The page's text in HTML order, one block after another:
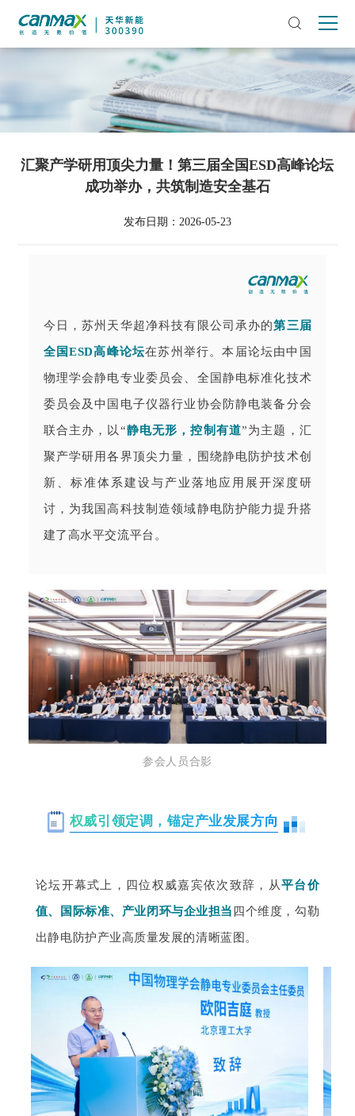
汇聚产学研用顶尖力量！第三届全国ESD高峰论坛
成功举办，共筑制造安全基石
发布日期：2026-05-23
今日，苏州天华超净科技有限公司承办的第三届
全国ESD高峰论坛在苏州举行。本届论坛由中国
物理学会静电专业委员会、全国静电标准化技术
委员会及中国电子仪器行业协会防静电装备分会
联合主办，以“静电无形，控制有道”为主题，汇
聚产学研用各界顶尖力量，围绕静电防护技术创
新、标准体系建设与产业落地应用展开深度研
讨，为我国高科技制造领域静电防护能力提升搭
建了高水平交流平台。
参会人员合影
权威引领定调，锚定产业发展方向
论坛开幕式上，四位权威嘉宾依次致辞，从平台价
值、国际标准、产业闭环与企业担当 四个维度，勾勒
出静电防护产业高质量发展的清晰蓝图。